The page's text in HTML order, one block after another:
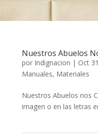
Nuestros Abuelos
por Indignacion | Oct
Manuales, Materiales
Nuestros Abuelos nos
imagen o en las letras